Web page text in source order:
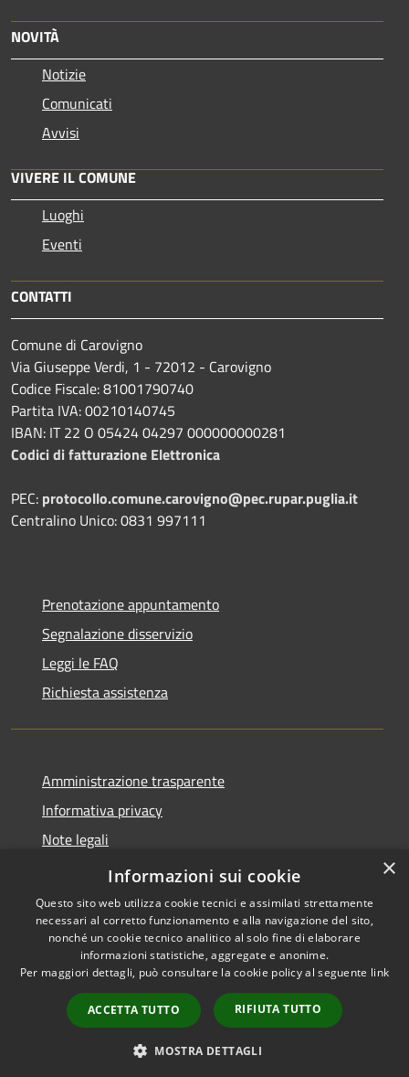
NOVITÀ
Notizie
Comunicati
Avvisi
VIVERE IL COMUNE
Luoghi
Eventi
CONTATTI
Comune di Carovigno
Via Giuseppe Verdi, 1 - 72012 - Carovigno
Codice Fiscale: 81001790740
Partita IVA: 00210140745
IBAN: IT 22 O 05424 04297 000000000281
Codici di fatturazione Elettronica
PEC: protocollo.comune.carovigno@pec.rupar.puglia.it
Centralino Unico: 0831 997111
Prenotazione appuntamento
Segnalazione disservizio
Leggi le FAQ
Richiesta assistenza
Amministrazione trasparente
Informativa privacy
Note legali
Dichiarazione di accessibilità
Accessibilità
Copyright © 2026 • Comune di
Carovigno • Powered by
Municipium•
Accesso
redazione
×
Informazioni sui cookie
Questo sito web utilizza cookie tecnici e assimilati strettamente
necessari al corretto funzionamento e alla navigazione del sito,
nonché un cookie tecnico analitico al solo fine di elaborare
informazioni statistiche, aggregate e anonime.
Per maggiori dettagli, può consultare la cookie policy al seguente link
ACCETTA TUTTO RIFIUTA TUTTO
MOSTRA DETTAGLI